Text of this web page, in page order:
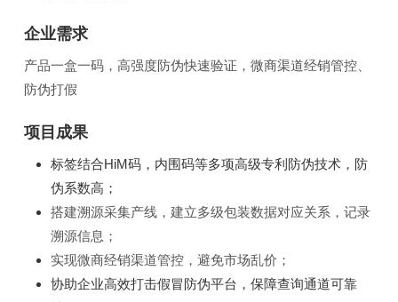
企业需求
产品一盒一码，高强度防伪快速验证，微商渠道经销管控、
防伪打假
项目成果
标签结合HiM码，内围码等多项高级专利防伪技术，防
伪系数高；
搭建溯源采集产线，建立多级包装数据对应关系，记录
溯源信息；
实现微商经销渠道管控，避免市场乱价；
协助企业高效打击假冒防伪平台，保障查询通道可靠